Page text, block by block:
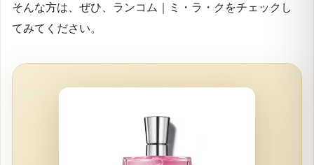
そんな方は、ぜひ、ランコム｜ミ・ラ・クをチェックし
てみてください。